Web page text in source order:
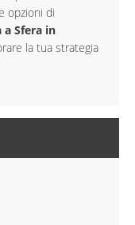
opzioni di
a Sfera in
la tua strategia